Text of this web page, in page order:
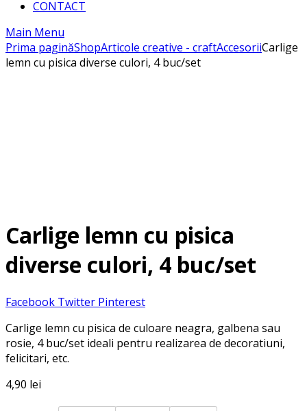
CONTACT
Main Menu
Prima paginăShopArticole creative - craftAccesoriiCarlige
lemn cu pisica diverse culori, 4 buc/set
Carlige lemn cu pisica
diverse culori, 4 buc/set
Facebook Twitter Pinterest
Carlige lemn cu pisica de culoare neagra, galbena sau
rosie, 4 buc/set ideali pentru realizarea de decoratiuni,
felicitari, etc.
4,90 lei